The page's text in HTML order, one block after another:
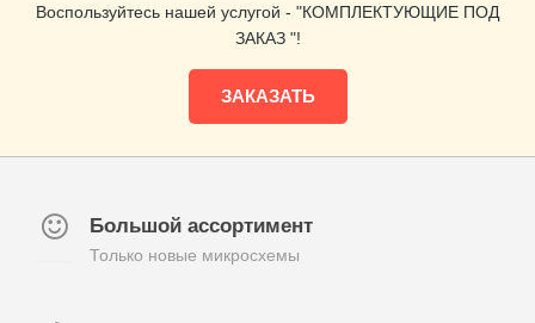
Воспользуйтесь нашей услугой - "КОМПЛЕКТУЮЩИЕ ПОД
ЗАКАЗ "!
ЗАКАЗАТЬ
Большой ассортимент
Только новые микросхемы